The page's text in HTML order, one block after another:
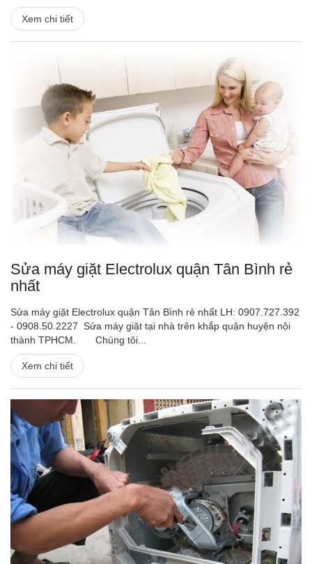
Xem chi tiết
Sửa máy giặt Electrolux quận Tân Bình rẻ
nhất
Sửa máy giặt Electrolux quận Tân Bình rẻ nhất LH: 0907.727.392
- 0908.50.2227 Sửa máy giặt tại nhà trên khắp quận huyện nội
thành TPHCM. Chúng tôi...
Xem chi tiết